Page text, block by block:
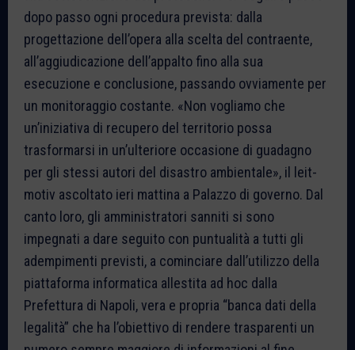
dopo passo ogni procedura prevista: dalla
progettazione dell’opera alla scelta del contraente,
all’aggiudicazione dell’appalto fino alla sua
esecuzione e conclusione, passando ovviamente per
un monitoraggio costante. «Non vogliamo che
un’iniziativa di recupero del territorio possa
trasformarsi in un’ulteriore occasione di guadagno
per gli stessi autori del disastro ambientale», il leit-
motiv ascoltato ieri mattina a Palazzo di governo. Dal
canto loro, gli amministratori sanniti si sono
impegnati a dare seguito con puntualità a tutti gli
adempimenti previsti, a cominciare dall’utilizzo della
piattaforma informatica allestita ad hoc dalla
Prefettura di Napoli, vera e propria “banca dati della
legalità” che ha l’obiettivo di rendere trasparenti un